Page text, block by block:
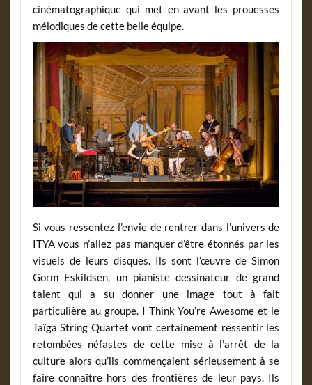
cinématographique qui met en avant les prouesses
mélodiques de cette belle équipe.
Si vous ressentez l’envie de rentrer dans l’univers de
ITYA vous n’allez pas manquer d’être étonnés par les
visuels de leurs disques. Ils sont l’œuvre de Simon
Gorm Eskildsen, un pianiste dessinateur de grand
talent qui a su donner une image tout à fait
particulière au groupe. I Think You’re Awesome et le
Taïga String Quartet vont certainement ressentir les
retombées néfastes de cette mise à l’arrêt de la
culture alors qu’ils commençaient sérieusement à se
faire connaître hors des frontières de leur pays. Ils